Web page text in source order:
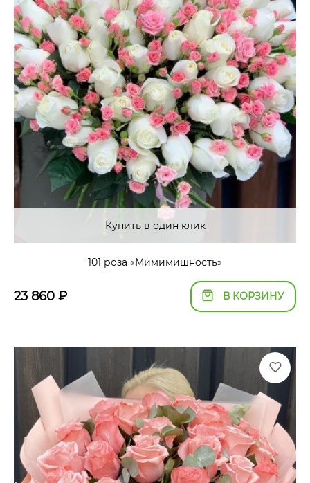
Купить в один клик
101 роза «Мимимишность»
23 860 ₽ В КОРЗИНУ